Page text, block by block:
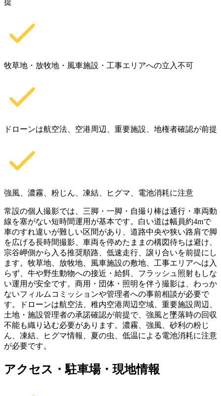
提
牧草地・放牧地・風車施設・工事エリアへの立入不可
ドローンは航空法、空港周辺、重要施設、地権者確認が前提
強風、濃霧、粉じん、凍結、ヒグマ、電池消耗に注意
常設の個人撮影では、三脚・一脚・自撮り棒は通行・車両動
線を塞がない短時間運用が基本です。白い道は幅員約4mで
車のすれ違いが難しい区間があり、道路中央や狭い路肩で脚
を広げる長時間撮影、車両を停めたままの構図待ちは避け、
宗谷岬側から入る推奨順路、低速走行、譲り合いを前提にし
ます。牧草地、放牧地、風車施設の敷地、工事エリアへは入
らず、牛や野生動物への接近・給餌、フラッシュ照射もしな
い運用が安全です。商用・団体・照明を伴う撮影は、わっか
ないフィルムコミッションや管理者への事前相談が必要で
す。ドローンは航空法、稚内空港周辺空域、重要施設周辺、
土地・施設管理者の承諾確認が前提で、強風と墜落時の回収
不能も織り込む必要があります。濃霧、強風、砂利の粉じ
ん、凍結、ヒグマ情報、夏の虫、低温による電池消耗に注意
が必要です。
アクセス・駐車場・現地情報